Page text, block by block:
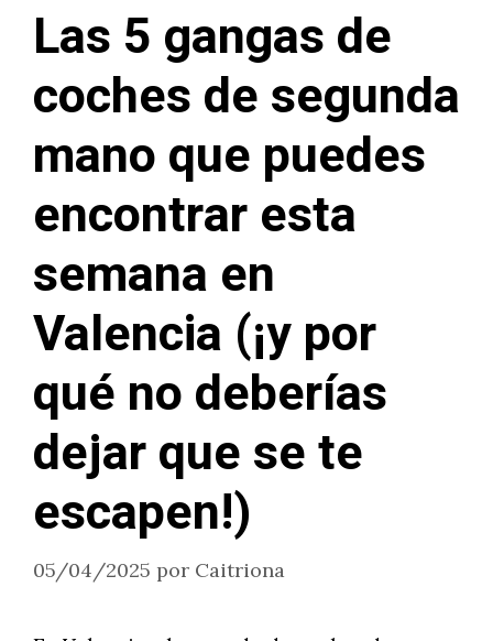
Las 5 gangas de
coches de segunda
mano que puedes
encontrar esta
semana en
Valencia (¡y por
qué no deberías
dejar que se te
escapen!)
05/04/2025 por Caitriona